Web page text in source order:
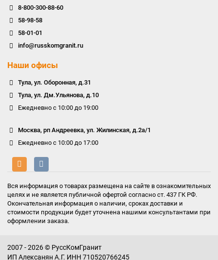
8-800-300-88-60
58-98-58
58-01-01
info@russkomgranit.ru
Наши офисы
Тула, ул. Оборонная, д.31
Тула, ул. Дм.Ульянова, д.10
Ежедневно с 10:00 до 19:00
Москва, рп Андреевка, ул. Жилинская, д.2а/1
Ежедневно с 10:00 до 17:00
Вся информация о товарах размещена на сайте в ознакомительных
целях и не является публичной офертой согласно ст. 437 ГК РФ.
Окончательная информация о наличии, сроках доставки и
стоимости продукции будет уточнена нашими консультантами при
оформлении заказа.
2007 - 2026 © РуссКомГранит
ИП Алексанян А.Г. ИНН 710520766245